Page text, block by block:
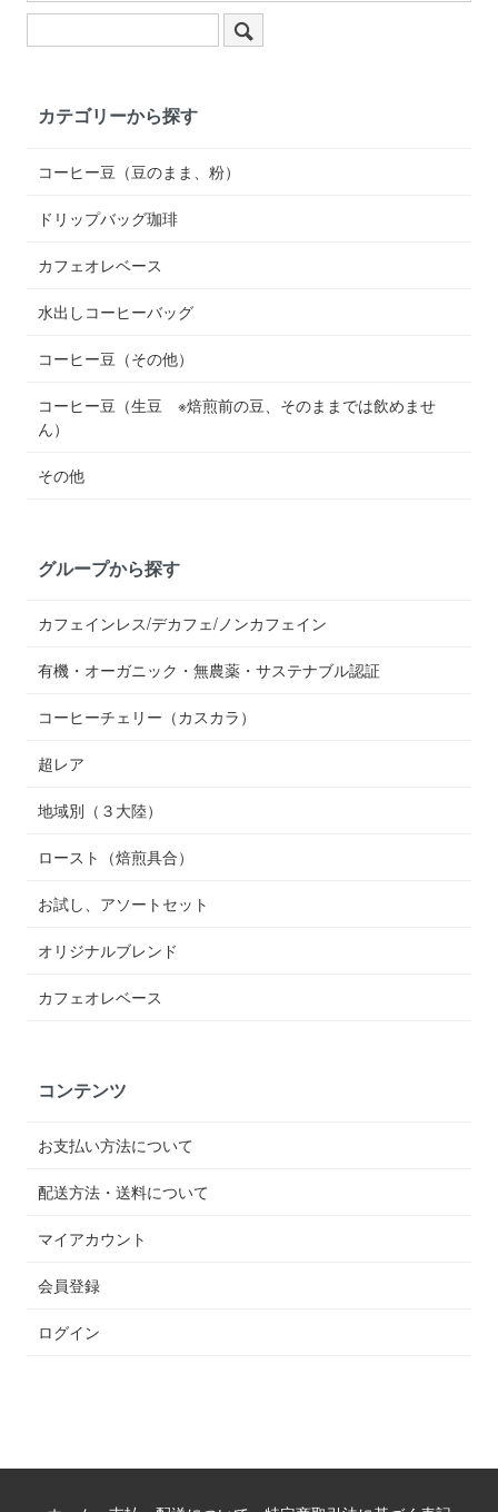
カテゴリーから探す
コーヒー豆（豆のまま、粉）
ドリップバッグ珈琲
カフェオレベース
水出しコーヒーバッグ
コーヒー豆（その他）
コーヒー豆（生豆 ※焙煎前の豆、そのままでは飲めませ
ん）
その他
グループから探す
カフェインレス/デカフェ/ノンカフェイン
有機・オーガニック・無農薬・サステナブル認証
コーヒーチェリー（カスカラ）
超レア
地域別（３大陸）
ロースト（焙煎具合）
お試し、アソートセット
オリジナルブレンド
カフェオレベース
コンテンツ
お支払い方法について
配送方法・送料について
マイアカウント
会員登録
ログイン